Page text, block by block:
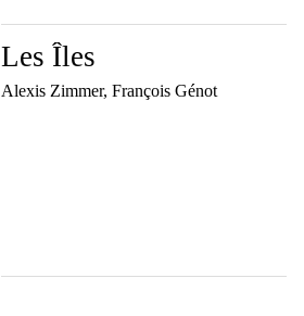
Les Îles
Alexis Zimmer, François Génot